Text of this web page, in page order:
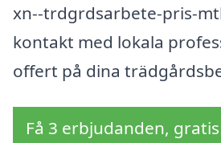
xn--trdgrdsarbete-pris-
kontakt med lokala
offert på dina
Få 3 erbjudanden,